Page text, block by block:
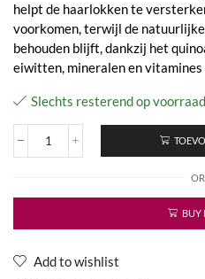
helpt de haarlokken te
voorkomen, terwijl de
behouden blijft, dankzij het
eiwitten, mineralen en
Slechts resterend op voorraad
Kind
Almond
aantal
OR
BUY
Add to wishlist